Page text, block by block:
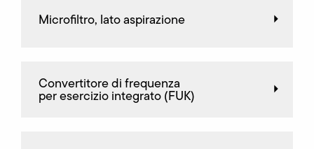
Microfiltro, lato aspirazione
Convertitore di frequenza
per esercizio integrato (FUK)